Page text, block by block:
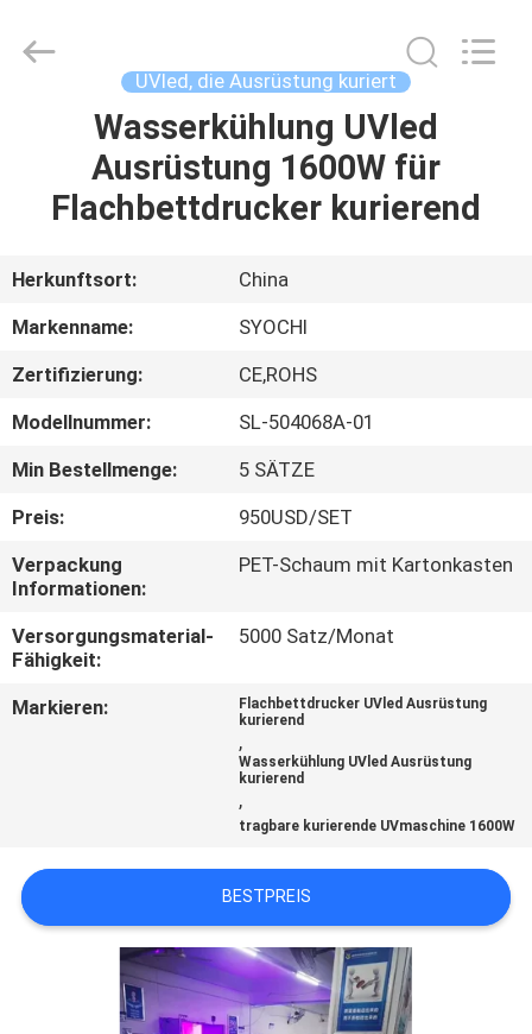
PRODUKTE
ÜBER
UNS
FABRIK-
AUSFLUG
QUALITÄTSKONTROLLE
TRETEN
SIE
MIT
UNS
NACHRICHTEN
FORDERN
Electronics
UVled, die Ausrüstung kuriert
Wasserkühlung UVled
Ausrüstung 1600W für
Flachbettdrucker kurierend
Herkunftsort:
China
Markenname:
SYOCHI
Zertifizierung:
CE,ROHS
Modellnummer:
SL-504068A-01
Min Bestellmenge:
5 SÄTZE
Preis:
950USD/SET
Verpackung
Informationen:
PET-Schaum mit Kartonkasten
Versorgungsmaterial-
Fähigkeit:
5000 Satz/Monat
Markieren:
Flachbettdrucker UVled Ausrüstung
kurierend
,
Wasserkühlung UVled Ausrüstung
kurierend
,
tragbare kurierende UVmaschine 1600W
BESTPREIS